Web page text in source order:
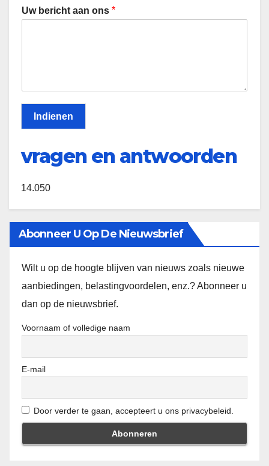
e
s
Uw bericht aan ons *
Indienen
vragen en antwoorden
14.050
Abonneer U Op De Nieuwsbrief
Wilt u op de hoogte blijven van nieuws zoals nieuwe
aanbiedingen, belastingvoordelen, enz.? Abonneer u
dan op de nieuwsbrief.
Voornaam of volledige naam
E-mail
Door verder te gaan, accepteert u ons privacybeleid.